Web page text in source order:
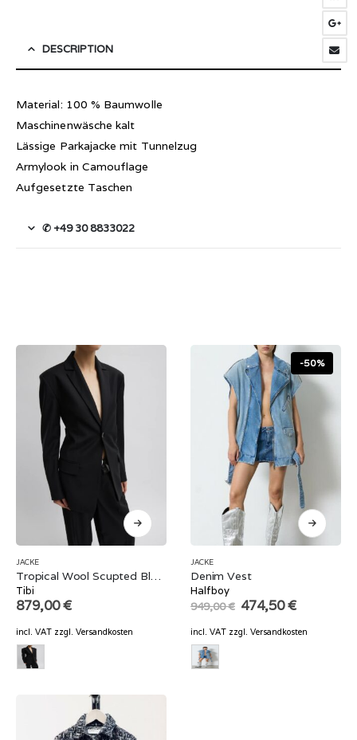
DESCRIPTION
Material: 100 % Baumwolle
Maschinenwäsche kalt
Lässige Parkajacke mit Tunnelzug
Armylook in Camouflage
Aufgesetzte Taschen
✆ +49 30 8833022
JACKE
Tropical Wool Scupted Blazer
Tibi
879,00€
incl. VAT zzgl. Versandkosten
-50%
JACKE
Denim Vest
Halfboy
949,00€ Original
price
was:
949,00 €.
474,50€Current
is:
incl. VAT zzgl. Versandkosten